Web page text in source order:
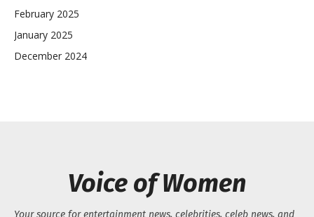
February 2025
January 2025
December 2024
Voice of Women
Your source for entertainment news, celebrities, celeb news, and